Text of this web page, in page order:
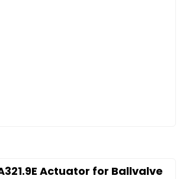
Actuator for Ballvalve